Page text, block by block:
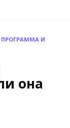
ПРОГРАММА И
она